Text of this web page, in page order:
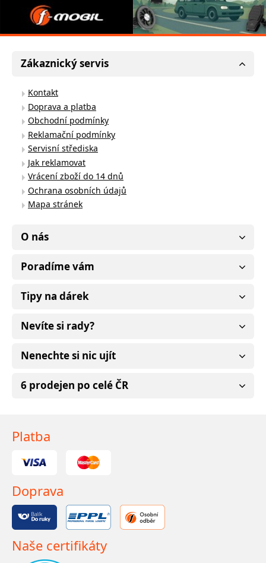
Zákaznický servis
Kontakt
Doprava a platba
Obchodní podmínky
Reklamační podmínky
Servisní střediska
Jak reklamovat
Vrácení zboží do 14 dnů
Ochrana osobních údajů
Mapa stránek
O nás
Poradíme vám
Tipy na dárek
Nevíte si rady?
Nenechte si nic ujít
6 prodejen po celé ČR
Platba
Doprava
Naše certifikáty